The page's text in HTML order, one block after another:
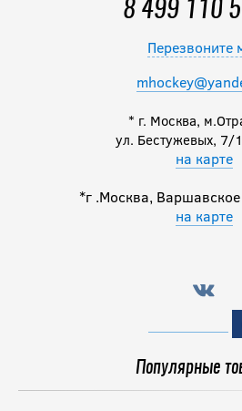
8 499 110
Перезвоните
* г. Москва,
ул. Бестужевых, 7/
на карте
*г .Москва,
на карте
Популярные